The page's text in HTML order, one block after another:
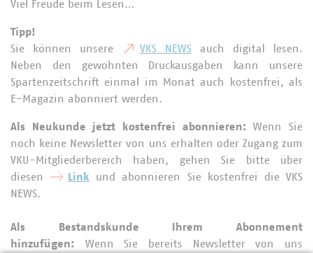
Viel Freude beim Lesen…
Tipp!
Sie können unsere
VKS NEWS auch digital lesen.
Neben den gewohnten Druckausgaben kann unsere
Spartenzeitschrift einmal im Monat auch kostenfrei, als
E-Magazin abonniert werden.
Als Neukunde jetzt kostenfrei abonnieren: Wenn Sie
noch keine Newsletter von uns erhalten oder Zugang zum
VKU-Mitgliederbereich haben, gehen Sie bitte über
diesen
Link und abonnieren Sie kostenfrei die VKS
NEWS.
Als Bestandskunde Ihrem Abonnement
hinzufügen: Wenn Sie bereits Newsletter von uns